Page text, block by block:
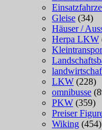
Gleise (34)
Häuser /
Herpa LKW
LKW (228)
omnibusse
PKW (359)
Preiser
Wiking (454)